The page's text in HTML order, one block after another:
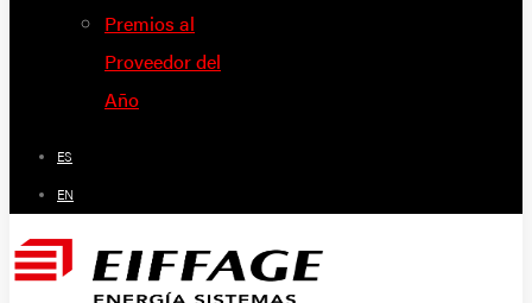
Premios al
Proveedor del
Año
ES
EN